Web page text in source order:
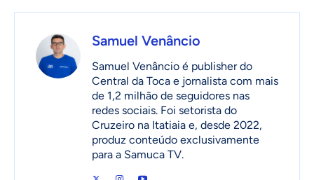
Samuel Venâncio
Samuel Venâncio é publisher do
Central da Toca e jornalista com mais
de 1,2 milhão de seguidores nas
redes sociais. Foi setorista do
Cruzeiro na Itatiaia e, desde 2022,
produz conteúdo exclusivamente
para a Samuca TV.